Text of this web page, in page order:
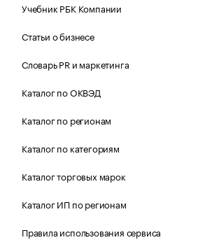
Учебник РБК Компании
Статьи о бизнесе
Словарь PR и маркетинга
Каталог по ОКВЭД
Каталог по регионам
Каталог по категориям
Каталог торговых марок
Каталог ИП по регионам
Правила использования сервиса